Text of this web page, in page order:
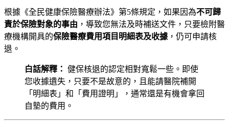
根據《全民健康保險醫療辦法》第5條規定，如果因為不可歸
責於保險對象的事由 ，導致您無法及時補送文件，只要檢附醫
療機構開具的保險醫療費用項目明細表及收據 ，仍可申請核
退。
白話解釋： 健保核退的認定相對寬鬆一些。即使
您收據遺失，只要不是故意的，且能請醫院補開
「明細表」和「費用證明」，通常還是有機會拿回
自墊的費用。